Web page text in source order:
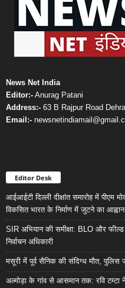
News Net India
Editor:- Anurag Patani
Address:- 63 B Rajpur Road
Email:-
Editor Desk
आईआईटी दिल्ली दीक्षांत समारोह में पीएम
विकसित भारत के निर्माण में जुटने का आह्वान
SIR अभियान की समीक्षा: BLO और
निर्वाचन अधिकारी
मसूरी में पूर्व सैनिक की संदिग्ध मौत, पुलिस
अल्मोड़ा के गांव से आसमान तक: रवि टम्टा